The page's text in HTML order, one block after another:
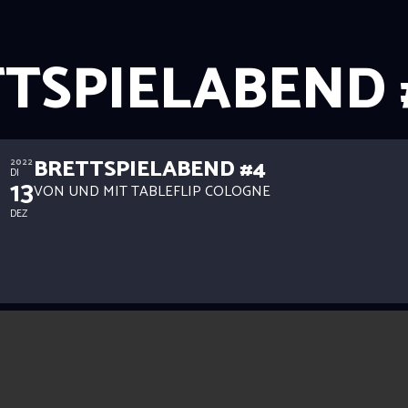
2022
DI
13
DEZ
BRETTSPIELABEND #4
VON UND MIT TABLEFLIP COLOGNE